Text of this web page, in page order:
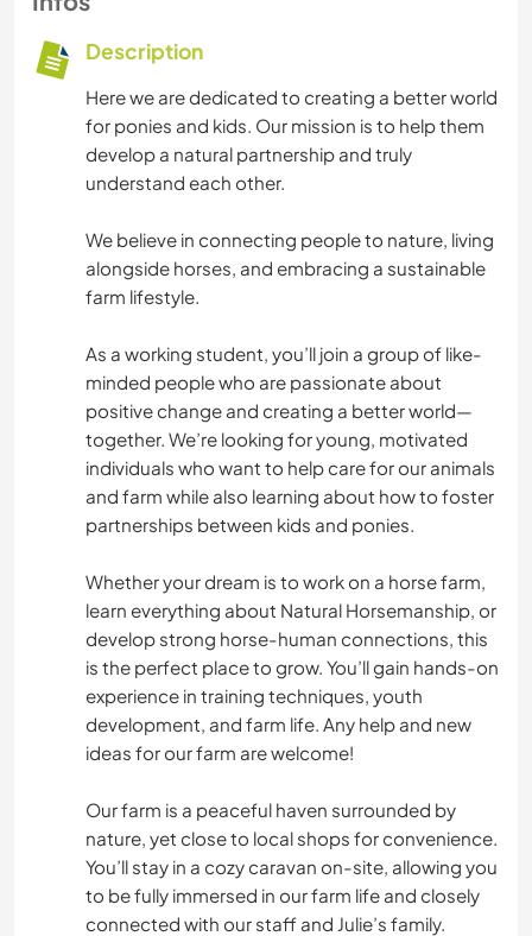
Description
Here we are dedicated to creating a better world
for ponies and kids. Our mission is to help them
develop a natural partnership and truly
understand each other.
We believe in connecting people to nature, living
alongside horses, and embracing a sustainable
farm lifestyle.
As a working student, you’ll join a group of like-
minded people who are passionate about
positive change and creating a better world—
together. We’re looking for young, motivated
individuals who want to help care for our animals
and farm while also learning about how to foster
partnerships between kids and ponies.
Whether your dream is to work on a horse farm,
learn everything about Natural Horsemanship, or
develop strong horse-human connections, this
is the perfect place to grow. You’ll gain hands-on
experience in training techniques, youth
development, and farm life. Any help and new
ideas for our farm are welcome!
Our farm is a peaceful haven surrounded by
nature, yet close to local shops for convenience.
You’ll stay in a cozy caravan on-site, allowing you
to be fully immersed in our farm life and closely
connected with our staff and Julie’s family.